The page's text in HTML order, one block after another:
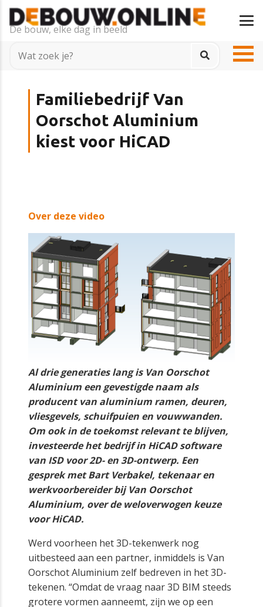
De bouw, elke dag in beeld
Familiebedrijf Van
Oorschot Aluminium
kiest voor HiCAD
Over deze video
Al drie generaties lang is Van Oorschot
Aluminium een gevestigde naam als
producent van aluminium ramen, deuren,
vliesgevels, schuifpuien en vouwwanden.
Om ook in de toekomst relevant te blijven,
investeerde het bedrijf in HiCAD software
van ISD voor 2D- en 3D-ontwerp. Een
gesprek met Bart Verbakel, tekenaar en
werkvoorbereider bij Van Oorschot
Aluminium, over de weloverwogen keuze
voor HiCAD.
Werd voorheen het 3D-tekenwerk nog
uitbesteed aan een partner, inmiddels is Van
Oorschot Aluminium zelf bedreven in het 3D-
tekenen. “Omdat de vraag naar 3D BIM steeds
grotere vormen aanneemt, zijn we op een